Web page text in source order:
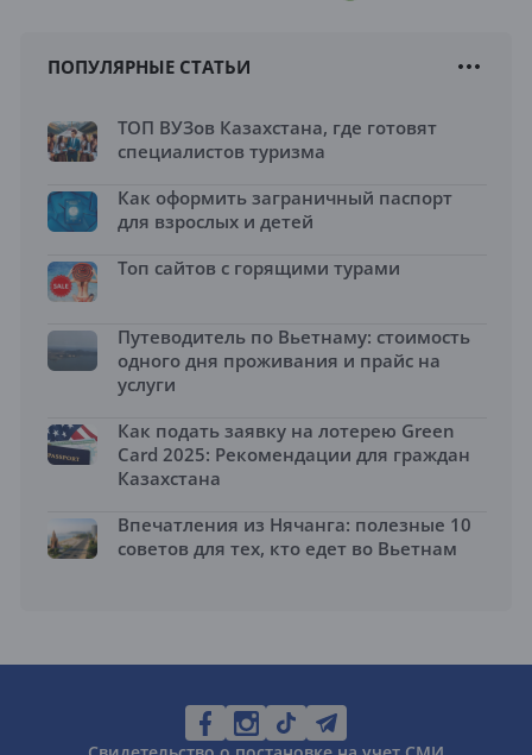
ПОПУЛЯРНЫЕ СТАТЬИ
ТОП ВУЗов Казахстана, где готовят
специалистов туризма
Как оформить заграничный паспорт
для взрослых и детей
Топ сайтов с горящими турами
Путеводитель по Вьетнаму: стоимость
одного дня проживания и прайс на
услуги
Как подать заявку на лотерею Green
Card 2025: Рекомендации для граждан
Казахстана
Впечатления из Нячанга: полезные 10
советов для тех, кто едет во Вьетнам